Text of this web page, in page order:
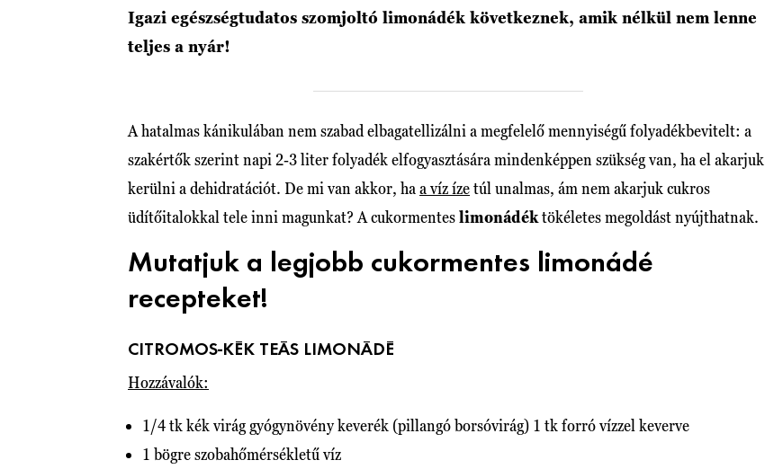
Igazi egészségtudatos szomjoltó limonádék következnek, amik nélkül nem lenne
teljes a nyár!
A hatalmas kánikulában nem szabad elbagatellizálni a megfelelő mennyiségű folyadékbevitelt: a
szakértők szerint napi 2-3 liter folyadék elfogyasztására mindenképpen szükség van, ha el akarjuk
kerülni a dehidratációt. De mi van akkor, ha a víz ízetúl unalmas, ám nem akarjuk cukros
üdítőitalokkal tele inni magunkat? A cukormenteslimonádéktökéletes megoldást nyújthatnak.
Mutatjuk a legjobb cukormentes limonádé
recepteket!
CITROMOS-KÉK TEÁS LIMONÁDÉ
Hozzávalók:
1/4 tk kék virág gyógynövény keverék (pillangó borsóvirág) 1 tk forró vízzel keverve
1 bögre szobahőmérsékletű víz